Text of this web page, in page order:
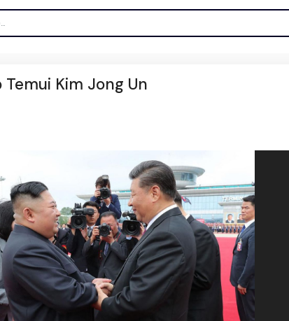
Kim Jong Un